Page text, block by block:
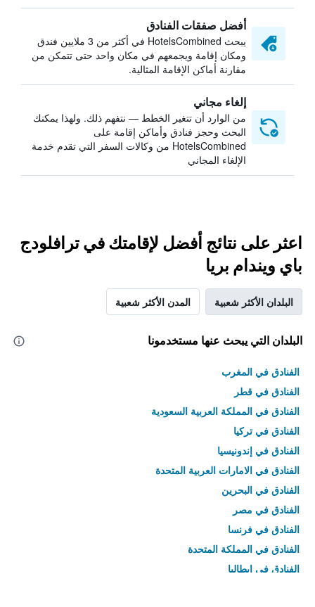
أفضل صفقات الفنادق
يبحث HotelsCombined في أكثر من 3 ملايين فندق
ومكان إقامة ويجمعهم في مكان واحد حتى تتمكن من
مقارنة أماكن الإقامة المثالية.
إلغاء مجاني
من الوارد أن تتغير الخطط — نتفهم ذلك. ولهذا يمكنك
البحث وحجز فنادق وأماكن إقامة على
HotelsCombined من وكالات السفر التي تقدم خدمة
الإلغاء المجاني
اعثر على نتائج أفضل لإقامتك في ترافلودج
باي ويندام بريا
البلدان الأكثر شعبية المدن الأكثر شعبية
البلدان التي يبحث عنها مستخدمونا
الفنادق في المغرب
الفنادق في قطر
الفنادق في المملكة العربية السعودية
الفنادق في تركيا
الفنادق في إندونيسيا
الفنادق في الامارات العربية المتحدة
الفنادق في البحرين
الفنادق في مصر
الفنادق في فرنسا
الفنادق في المملكة المتحدة
الفنادق في إيطاليا